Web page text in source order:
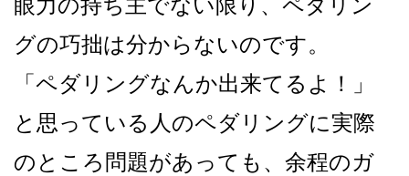
眼力の持ち主でない限り、ペダリン
グの巧拙は分からないのです。
「ペダリングなんか出来てるよ！」
と思っている人のペダリングに実際
のところ問題があっても、 余程のガ